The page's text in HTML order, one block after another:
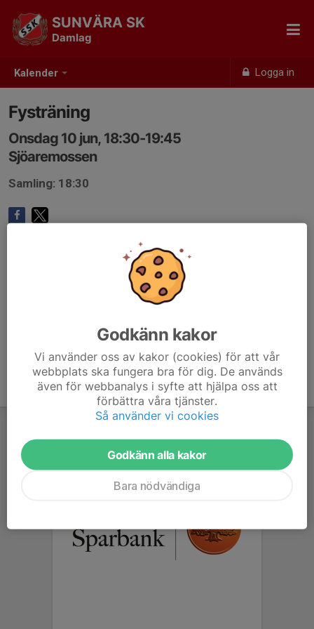
Kalender Logga in
SUNVÄRA SK
Damlag
Fysträning
Onsdag 10 jun, 18:30-19:45
Sjöaremossen
Samling: 18:30
Godkänn kakor
Vi använder oss av kakor (cookies) för att vår
webbplats ska fungera bra för dig. De används
även för webbanalys i syfte att hjälpa oss att
förbättra våra tjänster.
Så använder vi cookies
Godkänn alla kakor
Bara nödvändiga